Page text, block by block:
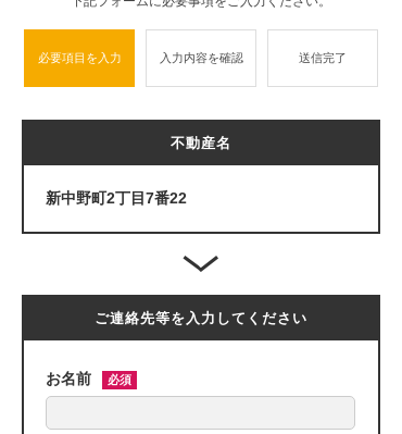
必要項目を入力 入力内容を確認 送信完了
不動産名
新中野町2丁目7番22
ご連絡先等を入力してください
お名前 必須